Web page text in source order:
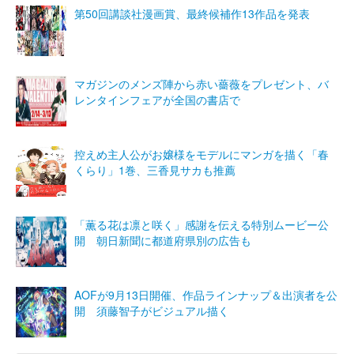
第50回講談社漫画賞、最終候補作13作品を発表
マガジンのメンズ陣から赤い薔薇をプレゼント、バ
レンタインフェアが全国の書店で
控えめ主人公がお嬢様をモデルにマンガを描く「春
くらり」1巻、三香見サカも推薦
「薫る花は凛と咲く」感謝を伝える特別ムービー公
開 朝日新聞に都道府県別の広告も
AOFが9月13日開催、作品ラインナップ＆出演者を公
開 須藤智子がビジュアル描く